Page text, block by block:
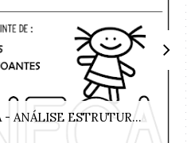
ANÁLISE ESTRUTUR...